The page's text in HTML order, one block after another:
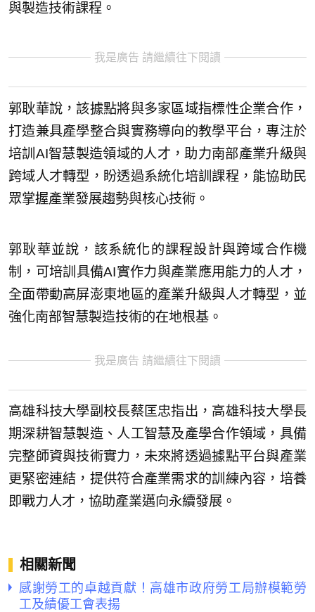
與製造技術課程。
我是廣告 請繼續往下閱讀
郭耿華說，該據點將與多家區域指標性企業合作，
打造兼具產學整合與實務導向的教學平台，專注於
培訓AI智慧製造領域的人才，助力南部產業升級與
跨域人才轉型，盼透過系統化培訓課程，能協助民
眾掌握產業發展趨勢與核心技術。
郭耿華並說，該系統化的課程設計與跨域合作機
制，可培訓具備AI實作力與產業應用能力的人才，
全面帶動高屏澎東地區的產業升級與人才轉型，並
強化南部智慧製造技術的在地根基。
我是廣告 請繼續往下閱讀
高雄科技大學副校長蔡匡忠指出，高雄科技大學長
期深耕智慧製造、人工智慧及產學合作領域，具備
完整師資與技術實力，未來將透過據點平台與產業
更緊密連結，提供符合產業需求的訓練內容，培養
即戰力人才，協助產業邁向永續發展。
相關新聞
感謝勞工的卓越貢獻！高雄市政府勞工局辦模範勞
工及績優工會表揚